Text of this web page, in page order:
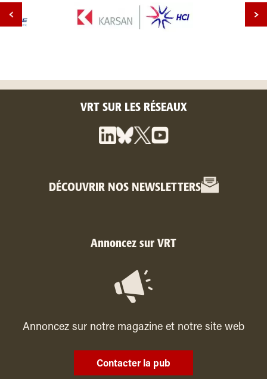
VRT SUR LES RÉSEAUX
DÉCOUVRIR NOS NEWSLETTERS
Annoncez sur VRT
Annoncez sur notre magazine et notre site web
Contacter la pub